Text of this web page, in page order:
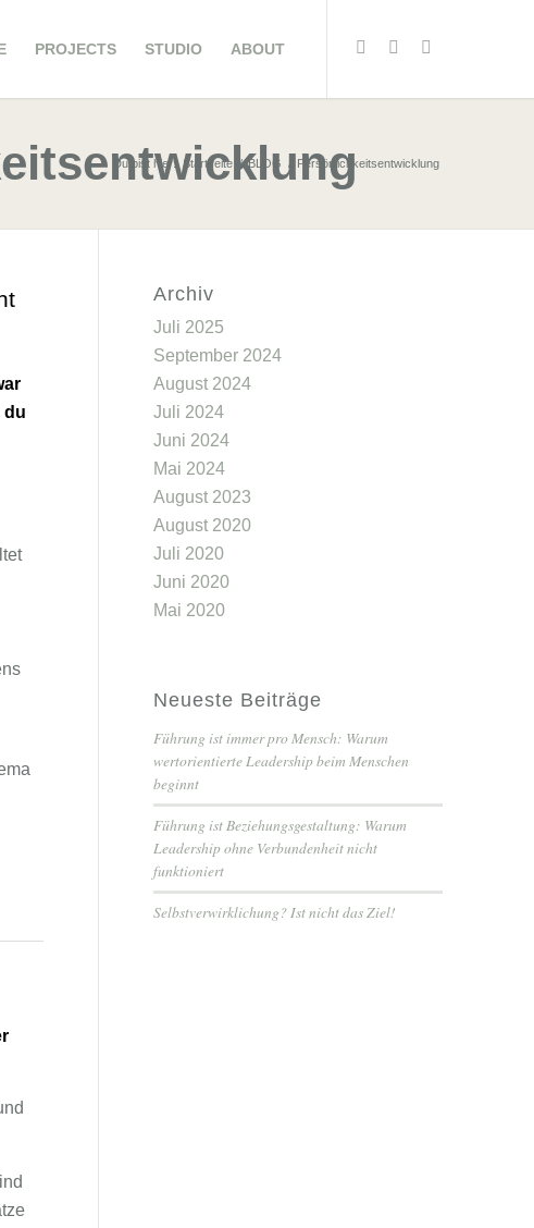
PROJECTS STUDIO ABOUT
Du bist hier: Startseite / BLOG / Persönlichkeitsentwicklung
du
Archiv
Juli 2025
September 2024
August 2024
Juli 2024
Juni 2024
Mai 2024
August 2023
August 2020
Juli 2020
Juni 2020
Mai 2020
Neueste Beiträge
Führung ist immer pro Mensch: Warum
wertorientierte Leadership beim Menschen
beginnt
Führung ist Beziehungsgestaltung: Warum
Leadership ohne Verbundenheit nicht
funktioniert
Selbstverwirklichung? Ist nicht das Ziel!